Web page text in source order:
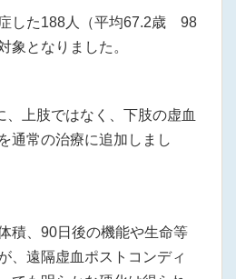
した188人（平均67.2歳 98
象となりました。
、上肢ではなく、下肢の虚血
通常の治療に追加しまし
積、90日後の機能や生命等
、遠隔虚血ポストコンディ